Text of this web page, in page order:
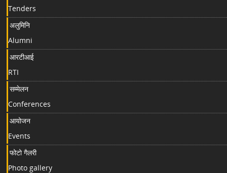
Tenders
अलुमिनि
Alumni
आरटीआई
RTI
सम्मेलन
Conferences
आयोजन
Events
फोटो गैलरी
Photo gallery